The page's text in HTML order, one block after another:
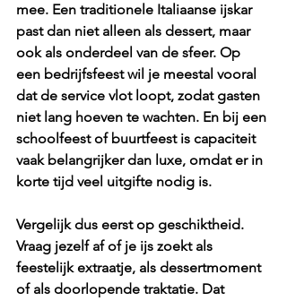
mee. Een traditionele Italiaanse ijskar
past dan niet alleen als dessert, maar
ook als onderdeel van de sfeer. Op
een bedrijfsfeest wil je meestal vooral
dat de service vlot loopt, zodat gasten
niet lang hoeven te wachten. En bij een
schoolfeest of buurtfeest is capaciteit
vaak belangrijker dan luxe, omdat er in
korte tijd veel uitgifte nodig is.
Vergelijk dus eerst op geschiktheid.
Vraag jezelf af of je ijs zoekt als
feestelijk extraatje, als dessertmoment
of als doorlopende traktatie. Dat